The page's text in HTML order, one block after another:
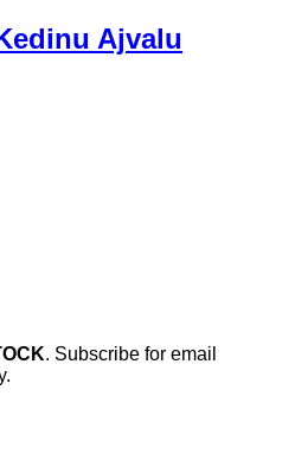
Ajvalu
. Subscribe for email